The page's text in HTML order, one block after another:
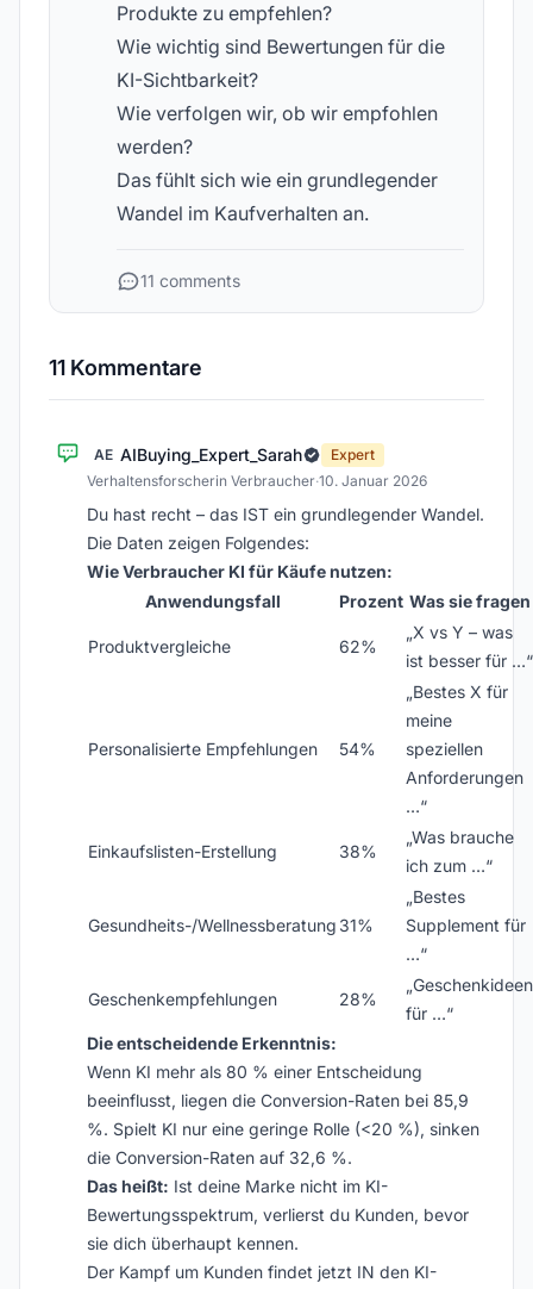
Produkte zu empfehlen?
Wie wichtig sind Bewertungen für die
KI-Sichtbarkeit?
Wie verfolgen wir, ob wir empfohlen
werden?
Das fühlt sich wie ein grundlegender
Wandel im Kaufverhalten an.
11 comments
11 Kommentare
AE AIBuying_Expert_Sarah
Expert
Verhaltensforscherin Verbraucher·10. Januar 2026
Du hast recht – das IST ein grundlegender Wandel.
Die Daten zeigen Folgendes:
Wie Verbraucher KI für Käufe nutzen:
Anwendungsfall
Prozent Was sie fragen
Produktvergleiche 62%
„X vs Y – was
ist besser für …“
Personalisierte Empfehlungen 54%
„Bestes X für
meine
speziellen
Anforderungen
…“
Einkaufslisten-Erstellung 38%
„Was brauche
ich zum …“
Gesundheits-/Wellnessberatung 31%
„Bestes
Supplement für
…“
Geschenkempfehlungen 28%
„Geschenkideen
für …“
Die entscheidende Erkenntnis:
Wenn KI mehr als 80 % einer Entscheidung
beeinflusst, liegen die Conversion-Raten bei 85,9
%. Spielt KI nur eine geringe Rolle (<20 %), sinken
die Conversion-Raten auf 32,6 %.
Das heißt: Ist deine Marke nicht im KI-
Bewertungsspektrum, verlierst du Kunden, bevor
sie dich überhaupt kennen.
Der Kampf um Kunden findet jetzt IN den KI-